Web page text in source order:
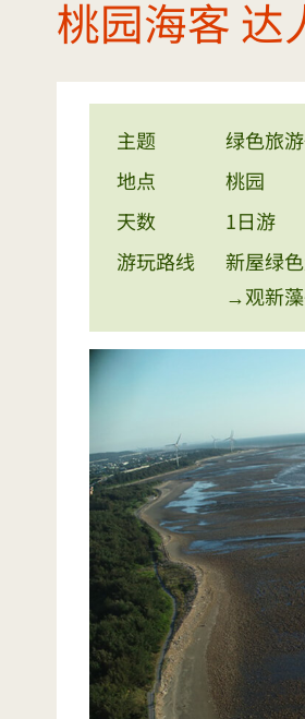
桃园海客 达
主题
绿色旅
地点
桃园
天数
1日游
游玩路线
新屋绿
→观新